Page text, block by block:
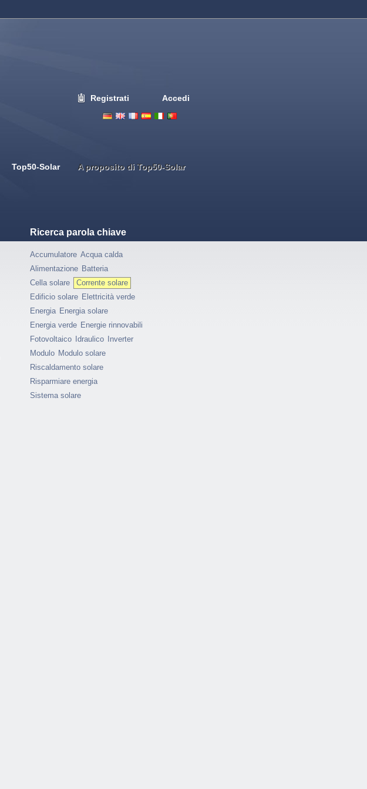
Registrati Accedi
Top50-Solar A proposito di Top50-Solar
Ricerca parola chiave
Accumulatore Acqua calda
Alimentazione Batteria
Cella solare
Corrente solare
Edificio solare Elettricità verde
Energia Energia solare
Energia verde Energie rinnovabili
Fotovoltaico
Idraulico
Inverter
Modulo Modulo solare
Riscaldamento solare
Risparmiare energia
Sistema solare